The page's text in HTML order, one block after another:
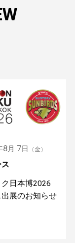
8月 7日 （金）
日本博2026
展のお知らせ